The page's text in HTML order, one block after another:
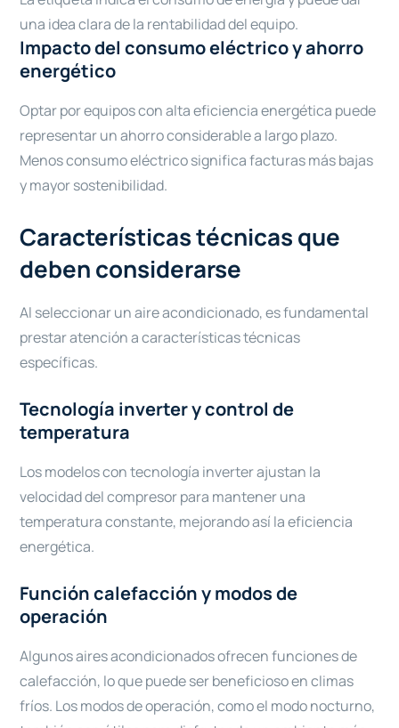
una idea clara de la rentabilidad del equipo.
Impacto del consumo eléctrico y ahorro
energético
Optar por equipos con alta eficiencia energética puede
representar un ahorro considerable a largo plazo.
Menos consumo eléctrico significa facturas más bajas
y mayor sostenibilidad.
Características técnicas que
deben considerarse
Al seleccionar un aire acondicionado, es fundamental
prestar atención a características técnicas
específicas.
Tecnología inverter y control de
temperatura
Los modelos con tecnología inverter ajustan la
velocidad del compresor para mantener una
temperatura constante, mejorando así la eficiencia
energética.
Función calefacción y modos de
operación
Algunos aires acondicionados ofrecen funciones de
calefacción, lo que puede ser beneficioso en climas
fríos. Los modos de operación, como el modo nocturno,